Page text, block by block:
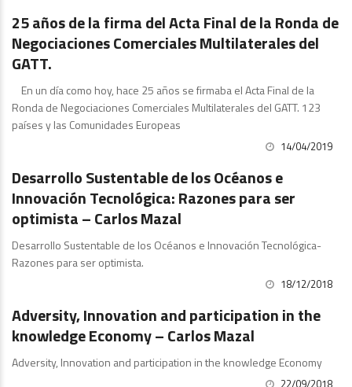
25 años de la firma del Acta Final de la Ronda de
Negociaciones Comerciales Multilaterales del
GATT.
En un día como hoy, hace 25 años se firmaba el Acta Final de la
Ronda de Negociaciones Comerciales Multilaterales del GATT. 123
países y las Comunidades Europeas
14/04/2019
Desarrollo Sustentable de los Océanos e
Innovación Tecnológica: Razones para ser
optimista – Carlos Mazal
Desarrollo Sustentable de los Océanos e Innovación Tecnológica-
Razones para ser optimista.
18/12/2018
Adversity, Innovation and participation in the
knowledge Economy – Carlos Mazal
Adversity, Innovation and participation in the knowledge Economy
22/09/2018